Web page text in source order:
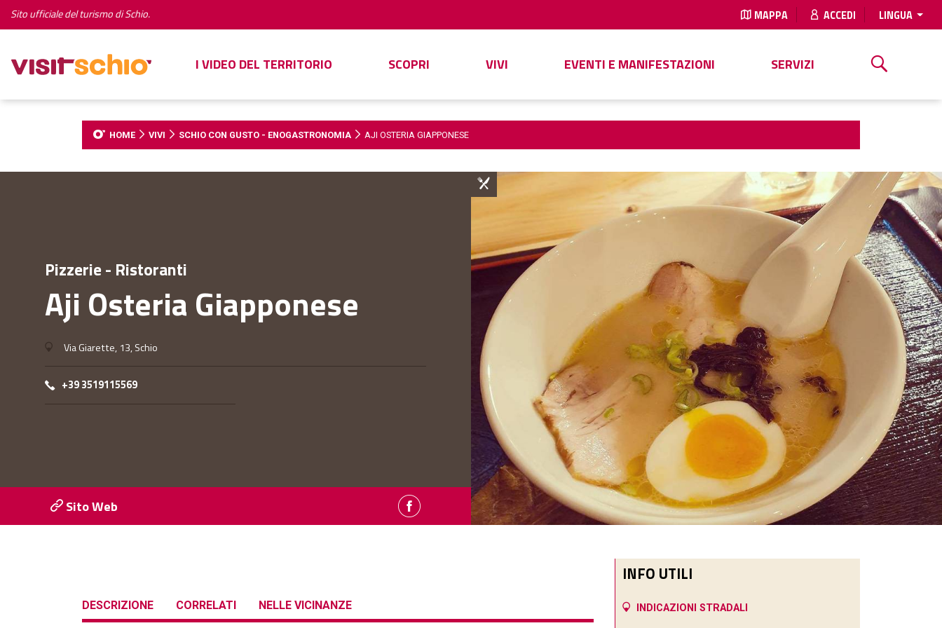
Sito ufficiale del turismo di Schio. MAPPA ACCEDI LINGUA
I VIDEO DEL TERRITORIO SCOPRI VIVI EVENTI E MANIFESTAZIONI SERVIZI
HOME VIVI SCHIO CON GUSTO - ENOGASTRONOMIA AJI OSTERIA GIAPPONESE
Pizzerie - Ristoranti
Aji Osteria Giapponese
Via Giarette, 13, Schio
+39 3519115569
Sito Web
DESCRIZIONE CORRELATI NELLE VICINANZE
INFO UTILI
INDICAZIONI STRADALI